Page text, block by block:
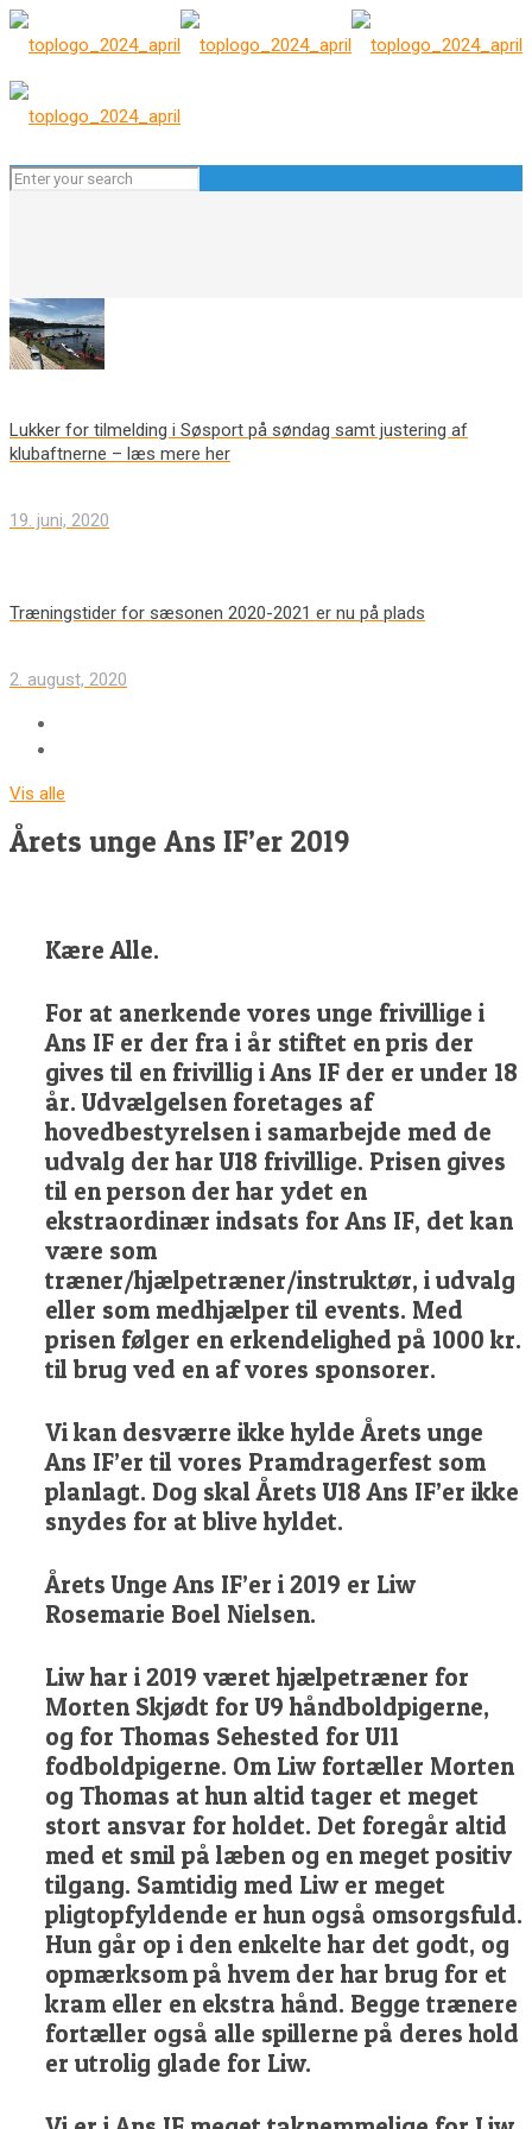
Lukker for tilmelding i Søsport på søndag samt justering af
klubaftnerne – læs mere her
19. juni, 2020
Træningstider for sæsonen 2020-2021 er nu på plads
2. august, 2020
Vis alle
Årets unge Ans IF’er 2019
Kære Alle.
For at anerkende vores unge frivillige i
Ans IF er der fra i år stiftet en pris der
gives til en frivillig i Ans IF der er under 18
år. Udvælgelsen foretages af
hovedbestyrelsen i samarbejde med de
udvalg der har U18 frivillige. Prisen gives
til en person der har ydet en
ekstraordinær indsats for Ans IF, det kan
være som
træner/hjælpetræner/instruktør, i udvalg
eller som medhjælper til events. Med
prisen følger en erkendelighed på 1000 kr.
til brug ved en af vores sponsorer.
Vi kan desværre ikke hylde Årets unge
Ans IF’er til vores Pramdragerfest som
planlagt. Dog skal Årets U18 Ans IF’er ikke
snydes for at blive hyldet.
Årets Unge Ans IF’er i 2019 er Liw
Rosemarie Boel Nielsen.
Liw har i 2019 været hjælpetræner for
Morten Skjødt for U9 håndboldpigerne,
og for Thomas Sehested for U11
fodboldpigerne. Om Liw fortæller Morten
og Thomas at hun altid tager et meget
stort ansvar for holdet. Det foregår altid
med et smil på læben og en meget positiv
tilgang. Samtidig med Liw er meget
pligtopfyldende er hun også omsorgsfuld.
Hun går op i den enkelte har det godt, og
opmærksom på hvem der har brug for et
kram eller en ekstra hånd. Begge trænere
fortæller også alle spillerne på deres hold
er utrolig glade for Liw.